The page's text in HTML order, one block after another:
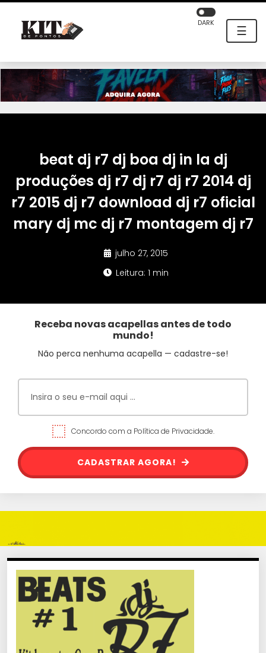
☰
DARK
beat dj r7 dj boa dj in la dj
produções dj r7 dj r7 dj r7 2014 dj
r7 2015 dj r7 download dj r7 oficial
mary dj mc dj r7 montagem dj r7
julho 27, 2015
Leitura: 1 min
Receba novas acapellas antes de todo
mundo!
Não perca nenhuma acapella — cadastre-se!
Concordo com a Política de Privacidade.
CADASTRAR AGORA!